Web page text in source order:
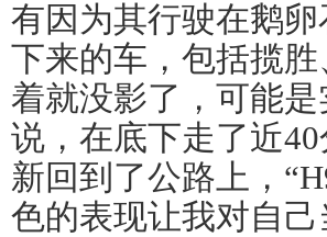
有因为其行驶在鹅
下来的车，包括揽
着就没影了，可能
说，在底下走了近
新回到了公路上，
色的表现让我对自